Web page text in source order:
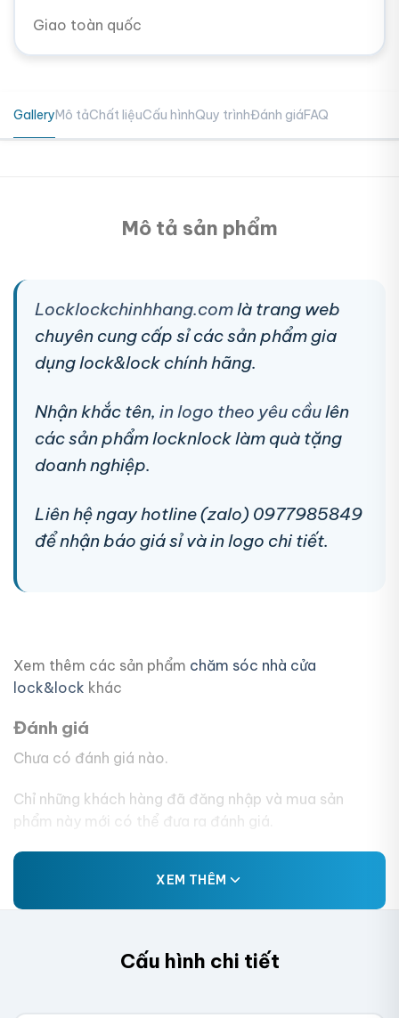
Giao toàn quốc
GalleryMô tảChất liệuCấu hìnhQuy trìnhĐánh giáFAQ
Mô tả sản phẩm
Locklockchinhhang.comlà trang web
chuyên cung cấp sỉ các sản phẩm gia
dụng lock&lock chính hãng.
Nhận khắc tên, in logo theo yêu cầulên
các sản phẩm locknlock làm quà tặng
doanh nghiệp.
Liên hệ ngay hotline (zalo) 0977985849
để nhận báo giá sỉ và in logo chi tiết.
Xem thêm các sản phẩm chăm sóc nhà cửa
lock&lock khác
Đánh giá
Chưa có đánh giá nào.
Chỉ những khách hàng đã đăng nhập và mua sản
phẩm này mới có thể đưa ra đánh giá.
XEM THÊM
Cấu hình chi tiết